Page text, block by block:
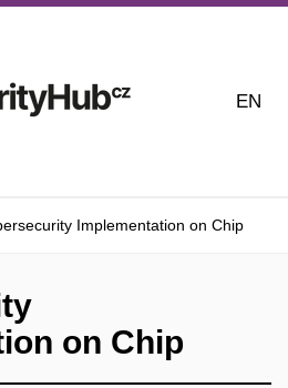
EN
Implementation on Chip
on Chip